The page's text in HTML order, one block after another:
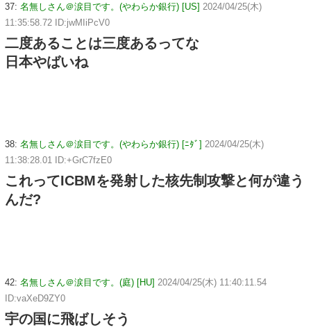
37: 名無しさん＠涙目です。(やわらか銀行) [US] 2024/04/25(木)
11:35:58.72 ID:jwMIiPcV0
二度あることは三度あるってな
日本やばいね
38: 名無しさん＠涙目です。(やわらか銀行) [ﾆﾀﾞ] 2024/04/25(木)
11:38:28.01 ID:+GrC7fzE0
これってICBMを発射した核先制攻撃と何が違う
んだ?
42: 名無しさん＠涙目です。(庭) [HU] 2024/04/25(木) 11:40:11.54
ID:vaXeD9ZY0
宇の国に飛ばしそう